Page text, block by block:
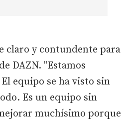
claro y contundente para
DAZN. "Estamos
equipo se ha visto sin
Es un equipo sin
muchísimo porque